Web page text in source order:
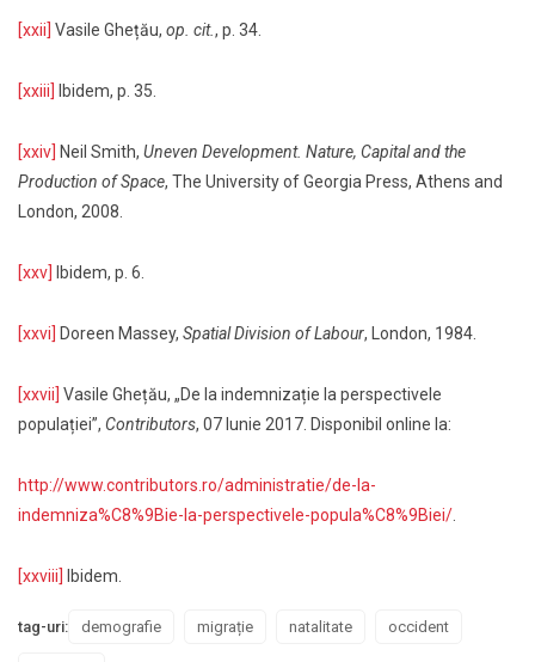
[xxii] Vasile Ghețău, op. cit., p. 34.
[xxiii] Ibidem, p. 35.
[xxiv] Neil Smith, Uneven Development. Nature, Capital and the
Production of Space, The University of Georgia Press, Athens and
London, 2008.
[xxv] Ibidem, p. 6.
[xxvi] Doreen Massey, Spatial Division of Labour, London, 1984.
[xxvii] Vasile Ghețău, „De la indemnizație la perspectivele
populației”, Contributors, 07 Iunie 2017. Disponibil online la:
http://www.contributors.ro/administratie/de-la-
indemniza%C8%9Bie-la-perspectivele-popula%C8%9Biei/
[xxviii] Ibidem.
tag-uri: demografie migrație natalitate occident